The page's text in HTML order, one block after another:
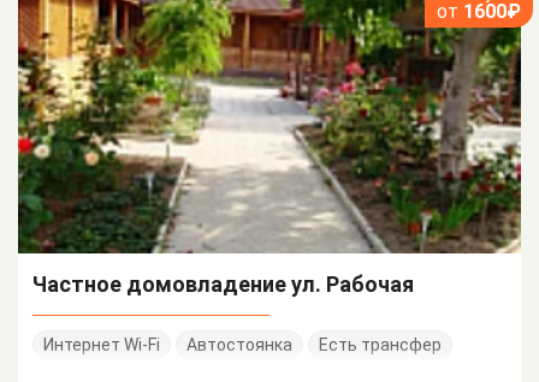
от 1600₽
Частное домовладение ул. Рабочая
Интернет Wi-Fi Автостоянка Есть трансфер